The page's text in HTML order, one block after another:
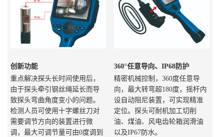
创新功能
重点解决探头长时间使用后，
由于探头牵引钢丝绳延长而导
致探头弯曲角度变小的问题。
检测人员可使用十字螺丝刀对
需要调节方向的装置进行微
调，最大可调节量可由0度调到
360°任意导向、IP68防护
精密机械控制，360度任意导
向，最大转弯超180度，摇杆内
设自动阻尼装置，可实现精准
定位。探头可耐机加工切削
油、煤油、风电齿轮箱润滑油
以及IP67防水。